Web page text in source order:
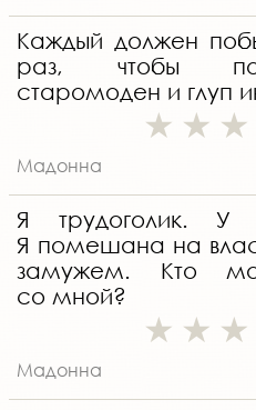
Каждый должен
раз, чтобы
старомоден и глуп
Мадонна
Я трудоголик. У
Я помешана на
замужем. Кто
со мной?
Мадонна